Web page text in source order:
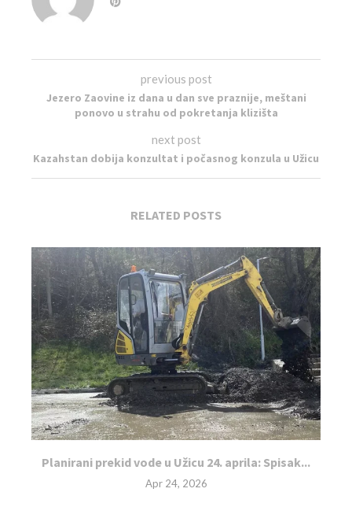
previous post
Jezero Zaovine iz dana u dan sve praznije, meštani
ponovo u strahu od pokretanja klizišta
next post
Kazahstan dobija konzultat i počasnog konzula u Užicu
RELATED POSTS
Planirani prekid vode u Užicu 24. aprila: Spisak...
Apr 24, 2026